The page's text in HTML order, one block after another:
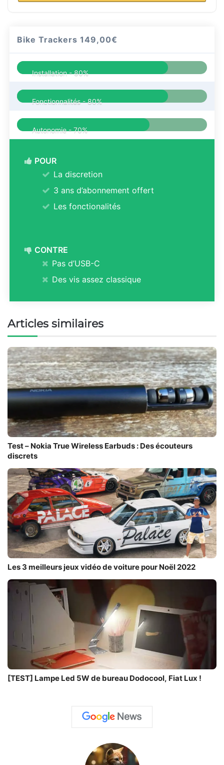
Bike Trackers149,00€
Installation -80%
Fonctionnalités -80%
Autonomie -70%
POUR
La discretion
3 ans d’abonnement offert
Les fonctionalités
CONTRE
Pas d’USB-C
Des vis assez classique
Articles similaires
Test – Nokia True Wireless Earbuds : Des écouteurs
discrets
Les 3 meilleurs jeux vidéo de voiture pour Noël 2022
[TEST] Lampe Led 5W de bureau Dodocool, Fiat Lux !